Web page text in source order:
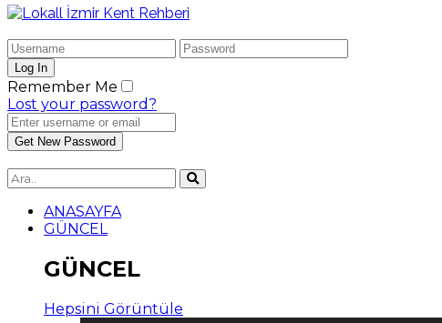
Remember Me
Lost your password?
ANASAYFA
GÜNCEL
GÜNCEL
Hepsini Görüntüle